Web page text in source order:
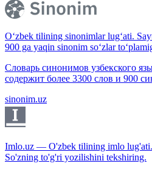
O‘zbek tilining sinonimlar lug‘ati.
900 ga yaqin sinonim so‘zlar
Словарь синонимов узбекского
содержит более 3300 слов и 900
sinonim.uz
Imlo.uz — O'zbek tilining imlo lug'ati.
So'zning to'g'ri yozilishini tekshiring.